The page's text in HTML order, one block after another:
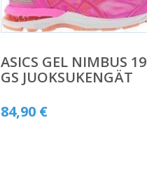
ASICS GEL NIMBUS 19
GS JUOKSUKENGÄT
84,90 €